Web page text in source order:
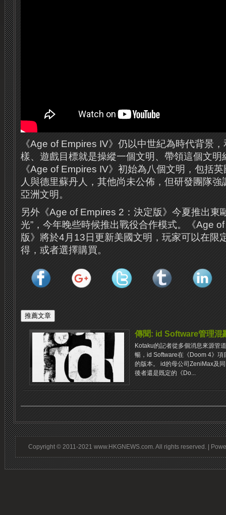
《Age of Empires IV》仍以中世紀為時代背景
樣、遊戲目標就是操縱一個文明、帶領這個文明
《Age of Empires IV》初始為八個文明，包括
人與德里蘇丹人，其他尚未公佈，但研發團隊
亞洲文明。
另外《Age of Empires 2：決定版》今夏推出東
光”，今年晚些時候推出戰役合作模式。《Age
版》將於4月13日更新美國文明，玩家可以在限
得，或者選擇購買。
傳聞: id Software管理混
Kotaku的記者從多個消息來源管
暢，id Software在《Doom 4》
的版本。 id的母公司ZeniMax及
後者還是既定的《Do...
Copyright © 2011-2021 www.HKGNEWS.com. All rights reserved. |